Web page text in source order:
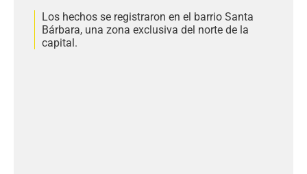
Los hechos se registraron en el barrio Santa
Bárbara, una zona exclusiva del norte de la
capital.